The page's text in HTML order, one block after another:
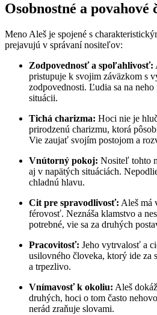
Osobnostné a povahové
Meno Aleš je spojené s
prejavujú v správaní nositeľov:
Zodpovednosť a spoľahlivosť:
pristupuje k svojim záväzkom s
zodpovednosti. Ľudia sa na
situácii.
Tichá charizma: Hoci nie je
prirodzenú charizmu, ktorá
Vie zaujať svojím postojom a
Vnútorný pokoj: Nositeľ tohto
aj v napätých situáciách.
chladnú hlavu.
Cit pre spravodlivosť: Aleš má
férovosť. Neznáša klamstvo a
potrebné, vie sa za druhých
Pracovitosť: Jeho vytrvalosť a
usilovného človeka, ktorý ide
a trpezlivo.
Vnímavosť k okoliu: Aleš
druhých, hoci o tom často
nerád zraňuje slovami.